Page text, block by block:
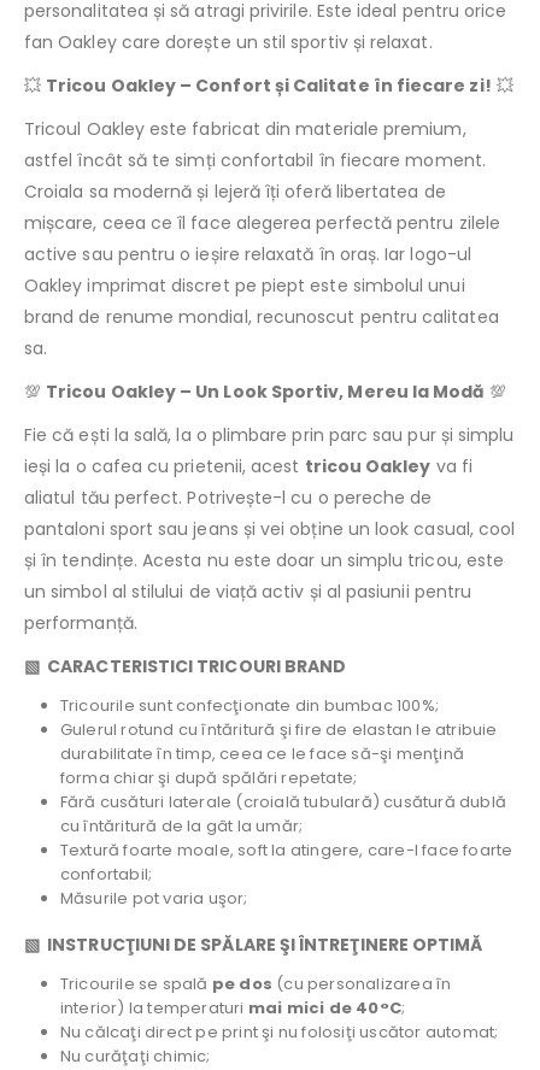
personalitatea și să atragi privirile. Este ideal pentru orice
fan Oakley care dorește un stil sportiv și relaxat.
💥 Tricou Oakley – Confort și Calitate în fiecare zi! 💥
Tricoul Oakley este fabricat din materiale premium,
astfel încât să te simți confortabil în fiecare moment.
Croiala sa modernă și lejeră îți oferă libertatea de
mișcare, ceea ce îl face alegerea perfectă pentru zilele
active sau pentru o ieșire relaxată în oraș. Iar logo-ul
Oakley imprimat discret pe piept este simbolul unui
brand de renume mondial, recunoscut pentru calitatea
sa.
💯 Tricou Oakley – Un Look Sportiv, Mereu la Modă 💯
Fie că ești la sală, la o plimbare prin parc sau pur și simplu
ieși la o cafea cu prietenii, acest tricou Oakley va fi
aliatul tău perfect. Potrivește-l cu o pereche de
pantaloni sport sau jeans și vei obține un look casual, cool
și în tendințe. Acesta nu este doar un simplu tricou, este
un simbol al stilului de viață activ și al pasiunii pentru
performanță.
▧ CARACTERISTICI TRICOURI BRAND
Tricourile sunt confecţionate din bumbac 100%;
Gulerul rotund cu întăritură şi fire de elastan le atribuie
durabilitate în timp, ceea ce le face să-şi menţină
forma chiar şi după spălări repetate;
Fără cusături laterale (croială tubulară) cusătură dublă
cu întăritură de la gât la umăr;
Textură foarte moale, soft la atingere, care-l face foarte
confortabil;
Măsurile pot varia uşor;
▧ INSTRUCŢIUNI DE SPĂLARE ŞI ÎNTREŢINERE OPTIMĂ
Tricourile se spală pe dos (cu personalizarea în
interior) la temperaturi mai mici de 40°C;
Nu călcaţi direct pe print şi nu folosiţi uscător automat;
Nu curăţaţi chimic;